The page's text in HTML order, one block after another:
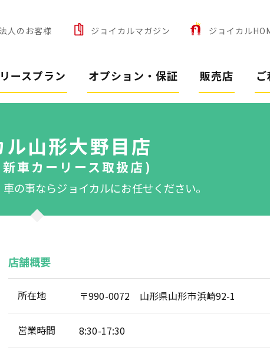
人のお客様 ジョイカルマガジン ジョイカル
ースプラン オプション・保証 販売店
山形大野目店
車カーリース取扱店)
車の事ならジョイカルにお任せください。
店舗概要
所在地 〒990-0072 山形県山形市浜崎92-1
営業時間 8:30-17:30